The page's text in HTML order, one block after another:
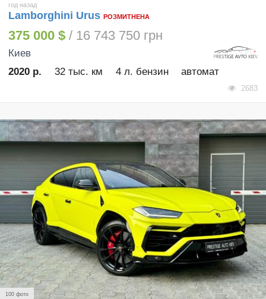
год назад
Lamborghini Urus РОЗМИТНЕНА
375 000 $ / 16 743 750 грн
Киев
2020 р.
32 тыс. км 4 л. бензин автомат
2683
100 фото